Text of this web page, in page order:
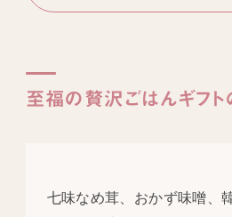
至福の贅沢ごはんギフト
七味なめ茸、おかず味噌、